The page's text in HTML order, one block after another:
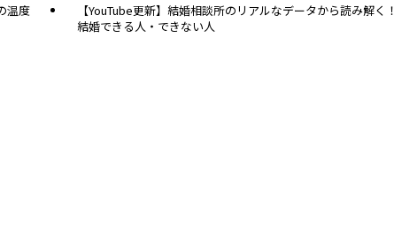
温度
【YouTube更新】結婚相談所のリアルなデータから読み解く！
結婚できる人・できない人